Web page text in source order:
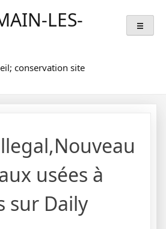
LES-
conservation site
usées à
sur Daily